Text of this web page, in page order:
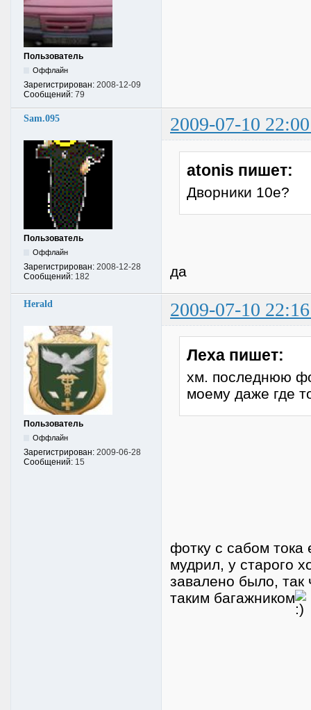
Пользователь
Оффлайн
Зарегистрирован: 2008-12-09
Сообщений: 79
Sam.095 2009-07-10
Пользователь
Оффлайн
Зарегистрирован: 2008-12-28
Сообщений: 182
atonis пишет:
Дворники 10е?
да
Herald 2009-07-10
Пользователь
Оффлайн
Зарегистрирован: 2009-06-28
Сообщений: 15
Леха пишет:
хм. последнюю
моему даже где
фотку с сабом тока
мудрил, у старого
завалено было,
таким багажником